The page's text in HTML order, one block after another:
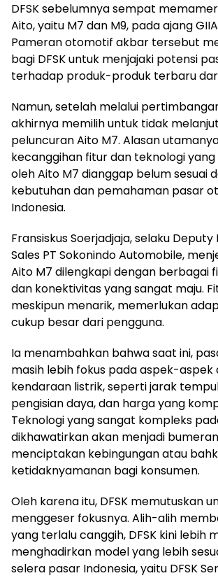
DFSK sebelumnya sempat
Aito, yaitu M7 dan M9, pada ajang
Pameran otomotif akbar tersebut
bagi DFSK untuk menjajaki potensi
terhadap produk-produk terbaru
Namun, setelah melalui
akhirnya memilih untuk tidak
peluncuran Aito M7. Alasan
kecanggihan fitur dan teknologi
oleh Aito M7 dianggap belum sesuai
kebutuhan dan pemahaman pasar
Indonesia.
Fransiskus Soerjadjaja, selaku
Sales PT Sokonindo Automobile,
Aito M7 dilengkapi dengan berbagai
dan konektivitas yang sangat maju.
meskipun menarik, memerlukan
cukup besar dari pengguna.
Ia menambahkan bahwa saat ini,
masih lebih fokus pada aspek-aspek
kendaraan listrik, seperti jarak
pengisian daya, dan harga yang
Teknologi yang sangat kompleks
dikhawatirkan akan menjadi
menciptakan kebingungan atau
ketidaknyamanan bagi konsumen.
Oleh karena itu, DFSK memutuskan
menggeser fokusnya. Alih-alih
yang terlalu canggih, DFSK kini lebih
menghadirkan model yang lebih
selera pasar Indonesia, yaitu DFSK